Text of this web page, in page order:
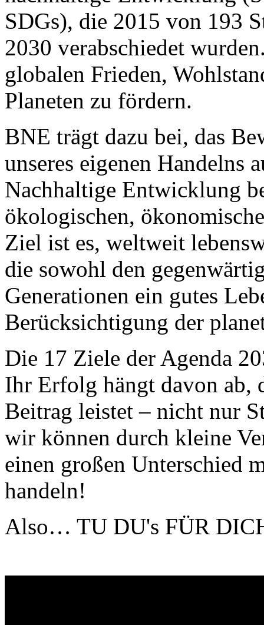
SDGs), die 2015 von 193
2030 verabschiedet
globalen Frieden,
Planeten zu fördern.
BNE trägt dazu bei, das
unseres eigenen Handelns
Nachhaltige Entwicklung
ökologischen,
Ziel ist es, weltweit
die sowohl den
Generationen ein gutes
Berücksichtigung der
Die 17 Ziele der Agenda
Ihr Erfolg hängt davon ab,
Beitrag leistet – nicht nur
wir können durch kleine
einen großen Unterschied
handeln!
Also… TU DU's FÜR